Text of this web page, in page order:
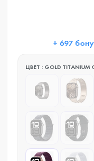
+ 697
ЦВЕТ : GOLD TITANIUM